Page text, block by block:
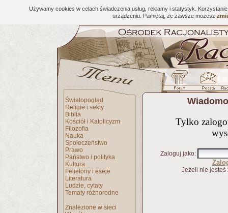
Używamy cookies w celach świadczenia usług, reklamy i statystyk.
urządzeniu. Pamiętaj, że zawsze możesz
Światopogląd
Religie i sekty
Biblia
Kościół i Katolicyzm
Filozofia
Nauka
Społeczeństwo
Prawo
Państwo i polityka
Kultura
Felietony i eseje
Literatura
Ludzie, cytaty
Tematy różnorodne
Znalezione w sieci
Tylko
Zaloguj jako:
Jeżeli nie